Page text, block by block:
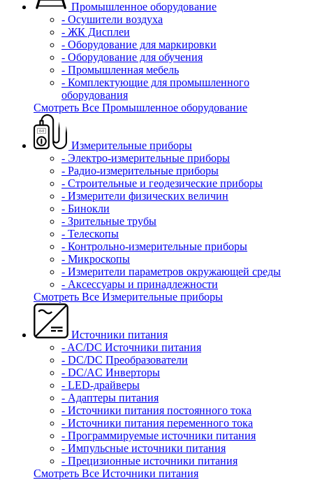
Промышленное оборудование
- Осушители воздуха
- ЖК Дисплеи
- Оборудование для маркировки
- Оборудование для обучения
- Промышленная мебель
- Комплектующие для промышленного
оборудования
Смотреть Все Промышленное оборудование
Измерительные приборы
- Электро-измерительные приборы
- Радио-измерительные приборы
- Строительные и геодезические приборы
- Измерители физических величин
- Бинокли
- Зрительные трубы
- Телескопы
- Контрольно-измерительные приборы
- Микроскопы
- Измерители параметров окружающей среды
- Аксессуары и принадлежности
Смотреть Все Измерительные приборы
Источники питания
- AC/DC Источники питания
- DC/DC Преобразователи
- DC/AC Инверторы
- LED-драйверы
- Адаптеры питания
- Источники питания постоянного тока
- Источники питания переменного тока
- Программируемые источники питания
- Импульсные источники питания
- Прецизионные источники питания
Смотреть Все Источники питания